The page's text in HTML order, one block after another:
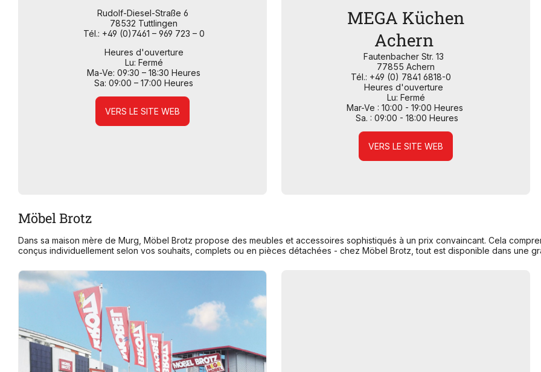
Rudolf-Diesel-Straße 6
78532 Tuttlingen
Tél.: +49 (0)7461 – 969 723 – 0
Heures d'ouverture
Lu: Fermé
Ma-Ve: 09:30 – 18:30 Heures
Sa: 09:00 – 17:00 Heures
VERS LE SITE WEB
MEGA Küchen
Achern
Fautenbacher Str. 13
77855 Achern
Tél.: +49 (0) 7841 6818-0
Heures d'ouverture
Lu: Fermé
Mar-Ve : 10:00 - 19:00 Heures
Sa. : 09:00 - 18:00 Heures
VERS LE SITE WEB
Möbel Brotz
Dans sa maison mère de Murg, Möbel Brotz propose des meubles et accessoires sophistiqués à un prix convaincant. Cela
conçus individuellement selon vos souhaits, complets ou en pièces détachées - chez Möbel Brotz, tout est disponible dans une